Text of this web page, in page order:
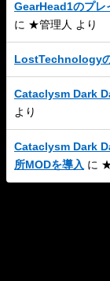
GearHead1のプレ
に ★管理人 より
LostTechnologyの
Cataclysm Dark
より
Cataclysm Dark
所MODを導入 に